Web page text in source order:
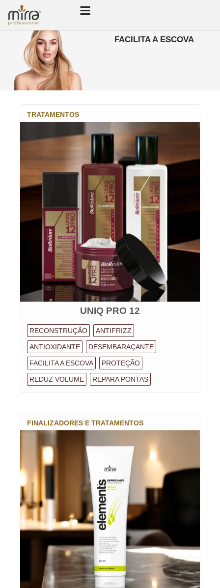
FACILITA A ESCOVA
TRATAMENTOS
UNIQ PRO 12
RECONSTRUÇÃO ANTIFRIZZ
ANTIOXIDANTE DESEMBARAÇANTE
FACILITA A ESCOVA PROTEÇÃO
REDUZ VOLUME REPARA PONTAS
FINALIZADORES E TRATAMENTOS